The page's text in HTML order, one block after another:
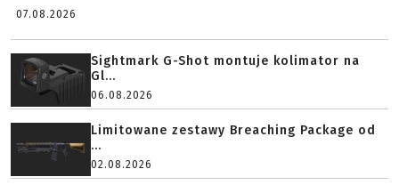
07.08.2026
Sightmark G-Shot montuje kolimator na
Gl...
06.08.2026
Limitowane zestawy Breaching Package od
...
02.08.2026